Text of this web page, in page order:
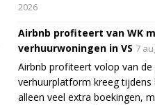
2026
Airbnb profiteert van WK
verhuurwoningen in VS 7
Airbnb profiteert volop van
verhuurplatform kreeg tijdens
alleen veel extra boekingen,